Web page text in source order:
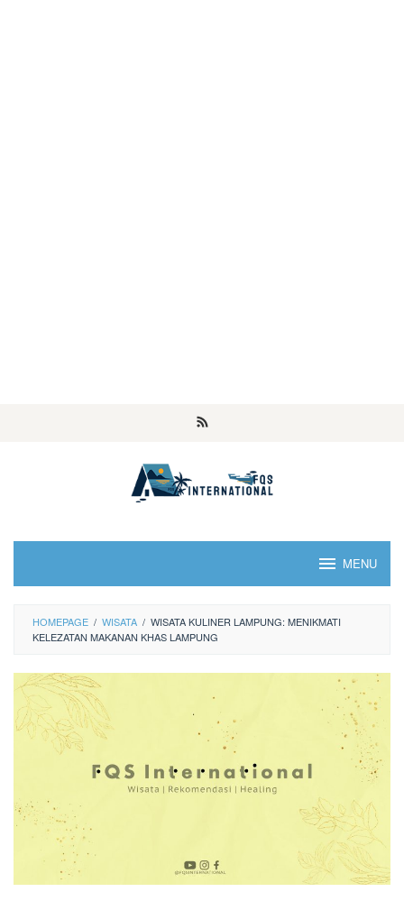
MENU
HOMEPAGE / WISATA / WISATA KULINER LAMPUNG: MENIKMATI
KELEZATAN MAKANAN KHAS LAMPUNG